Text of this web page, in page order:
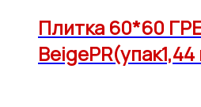
Плитка 60*60